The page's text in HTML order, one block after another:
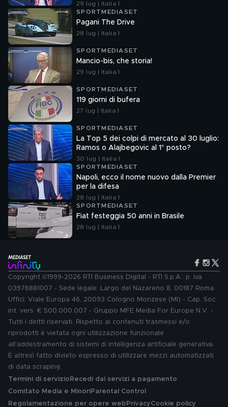
29 lug | Italia 1
SPORTMEDIASET
Pagani The Drive
28 lug | Italia 1
SPORTMEDIASET
Mancio-bis, che storia!
29 lug | Italia 1
SPORTMEDIASET
119 giorni di bufera
27 lug | Italia 1
SPORTMEDIASET
La Top 5 dei colpi di mercato al 30 luglio:
Ramos o Alajbegovic al 1° posto?
30 lug | Italia 1
SPORTMEDIASET
Napoli, ecco il nome nuovo dalla Premier
per la difesa
28 lug | Italia 1
SPORTMEDIASET
Fiat festeggia 50 anni in Brasile
28 lug | Italia 1
Copyright ©1999-2026 RTI Business Digital - RTI S.p.A.: p. iva
03976881007 - Sede legale: Largo del Nazareno 8, 00187 Roma.
Uffici: Viale Europa 46, 20093 Cologno Monzese (MI) - Cap. Soc.
int. vers. € 500.000.007 - Gruppo MFE Media For Europe N.V. -
Tutti i diritti riservati. Rispetto ai contenuti trasmessi e/o
riprodotti è vietata ogni utilizzazione funzionale
all'addestramento di sistemi di intelligenza artificiale generativa.
È altresì fatto divieto espresso di utilizzare mezzi automatizzati
di data scraping.
Termini di servizio Recedi dai servizi a pagamento
Comitato Media e MinoriParental Control
Regolamentazione per opere web PrivacyCookie policy